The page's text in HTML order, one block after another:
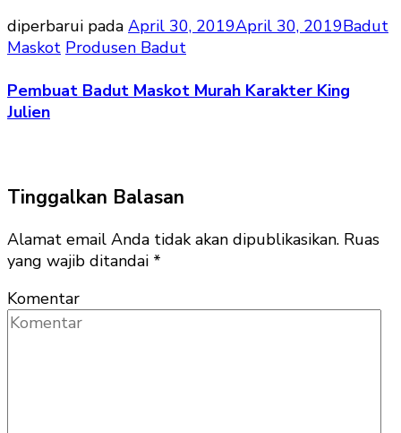
diperbarui pada April 30, 2019April 30, 2019Badut
Maskot Produsen Badut
Pembuat Badut Maskot Murah Karakter King
Julien
Tinggalkan Balasan
Alamat email Anda tidak akan dipublikasikan. Ruas
yang wajib ditandai *
Komentar